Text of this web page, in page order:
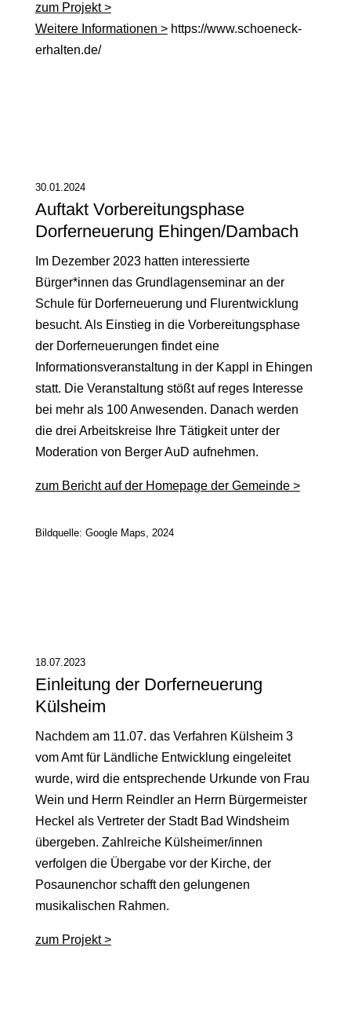
zum Projekt >
Weitere Informationen >https://www.schoeneck-
erhalten.de/
30.01.2024
Auftakt Vorbereitungsphase
Dorferneuerung Ehingen/Dambach
Im Dezember 2023 hatten interessierte
Bürger*innen das Grundlagenseminar an der
Schule für Dorferneuerung und Flurentwicklung
besucht. Als Einstieg in die Vorbereitungsphase
der Dorferneuerungen findet eine
Informationsveranstaltung in der Kappl in Ehingen
statt. Die Veranstaltung stößt auf reges Interesse
bei mehr als 100 Anwesenden. Danach werden
die drei Arbeitskreise Ihre Tätigkeit unter der
Moderation von Berger AuD aufnehmen.
zum Bericht auf der Homepage der Gemeinde >
Bildquelle: Google Maps, 2024
18.07.2023
Einleitung der Dorferneuerung
Külsheim
Nachdem am 11.07. das Verfahren Külsheim 3
vom Amt für Ländliche Entwicklung eingeleitet
wurde, wird die entsprechende Urkunde von Frau
Wein und Herrn Reindler an Herrn Bürgermeister
Heckel als Vertreter der Stadt Bad Windsheim
übergeben. Zahlreiche Külsheimer/innen
verfolgen die Übergabe vor der Kirche, der
Posaunenchor schafft den gelungenen
musikalischen Rahmen.
zum Projekt >